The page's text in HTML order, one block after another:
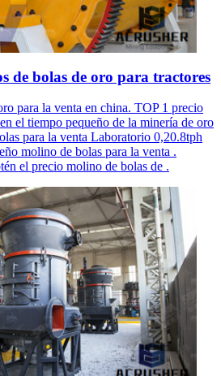
de bolas de oro para tractores
para la venta en china. TOP 1 precio
el tiempo pequeño de la minería de oro
para la venta Laboratorio 0,20.8tph
molino de bolas para la venta .
el precio molino de bolas de .